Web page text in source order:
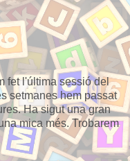
fet l'última sessió del
setmanes hem passat
Ha sigut una gran
mica més. Trobarem